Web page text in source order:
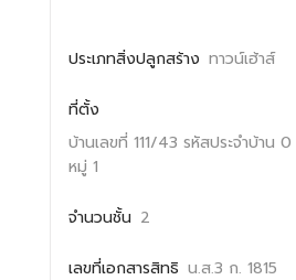
ประเภทสิ่งปลูกสร้าง ทาวน์เฮ้าส์
ที่ตั้ง
บ้านเลขที่ 111/43 รหัสประจำบ้าน 0
หมู่ 1
จำนวนชั้น 2
เลขที่เอกสารสิทธิ น.ส.3 ก. 1815